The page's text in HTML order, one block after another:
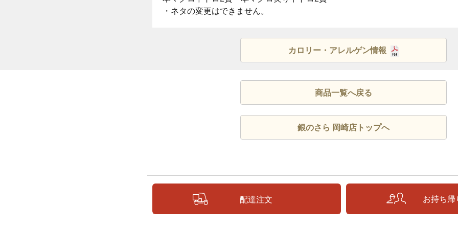
・ネタの変更はできません。
カロリー・アレルゲン情報
商品一覧へ戻る
銀のさら 岡崎店トップへ
配達注文 お持ち帰